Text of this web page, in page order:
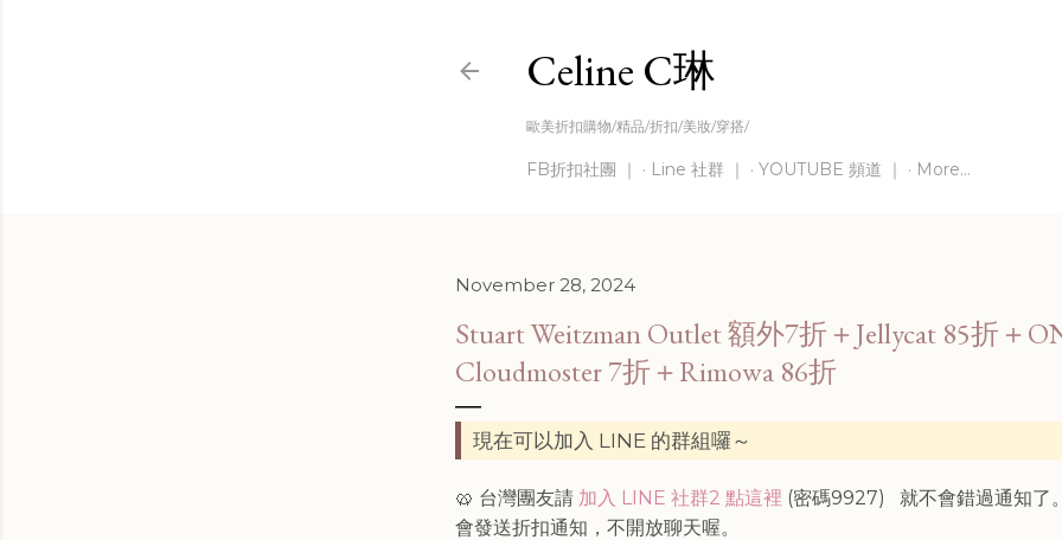
Celine C琳
歐美折扣購物/精品/折扣/美妝/穿搭/
FB折扣社團 ｜ Line 社群 ｜ YOUTUBE 頻道 ｜ More…
November 28, 2024
Stuart Weitzman Outlet 額外7折＋Jellycat 85折＋
Cloudmoster 7折＋Rimowa 86折
現在可以加入 LINE 的群組囉～
🥨 台灣團友請 加入 LINE 社群2 點這裡 (密碼9927)
就不會錯過通知了
會發送折扣通知，不開放聊天喔。